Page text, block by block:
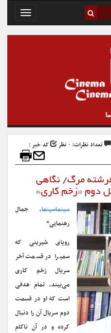
Toggle
تعداد نظرات: ۰ نظر
کد خبر :
مرگ/ نگاهی
دوم «زخم کاری»
سینماسینما، جمال
رهنمایی*
رویای شیرینی که
سمیرا در قسمت آخر
سریال زخم کاری
می‌بیند، تمام هدفی
است که او در قسمت
دوم سریال آن را دنبال
کرده و در آن ناکام